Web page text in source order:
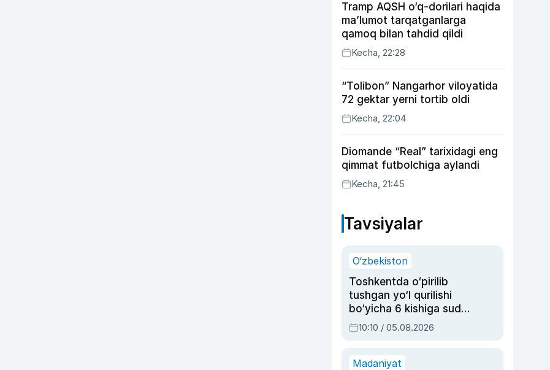
Tramp AQSH o‘q-dorilari haqida
ma’lumot tarqatganlarga
qamoq bilan tahdid qildi
Kecha, 22:28
“Tolibon” Nangarhor viloyatida
72 gektar yerni tortib oldi
Kecha, 22:04
Diomande “Real” tarixidagi eng
qimmat futbolchiga aylandi
Kecha, 21:45
Tavsiyalar
O‘zbekiston
Toshkentda o‘pirilib
tushgan yo‘l qurilishi
bo‘yicha 6 kishiga sud
hukmi o‘qildi
10:10 / 05.08.2026
Madaniyat